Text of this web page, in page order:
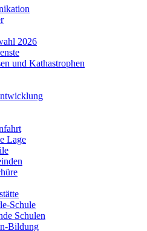
2026
und Kathastrophen
Lage
Schule
Schulen
Bildung